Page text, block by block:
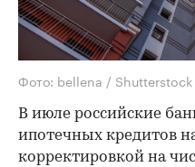
Фото: bellena / Shutterstock
В июле российские
ипотечных кредитов
корректировкой на